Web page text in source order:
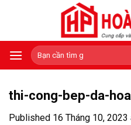
Tìm
kiếm:
thi-cong-bep-da-
Published 16 Tháng 10, 2023